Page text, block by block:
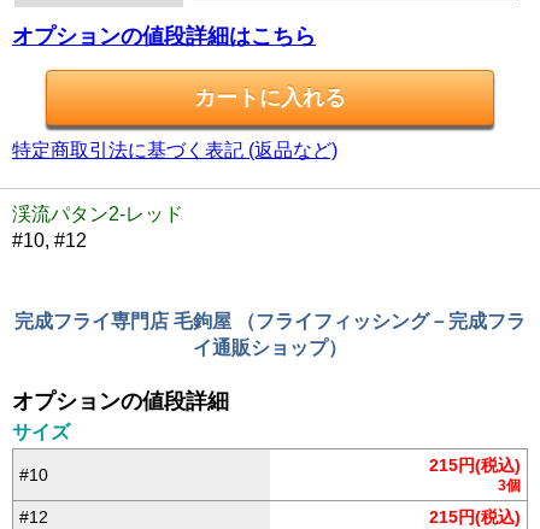
オプションの値段詳細はこちら
特定商取引法に基づく表記 (返品など)
渓流パタン2-レッド
#10, #12
完成フライ専門店 毛鉤屋 （フライフィッシング－完成フラ
イ通販ショップ）
オプションの値段詳細
サイズ
#10 215円(税込)
3個
#12 215円(税込)